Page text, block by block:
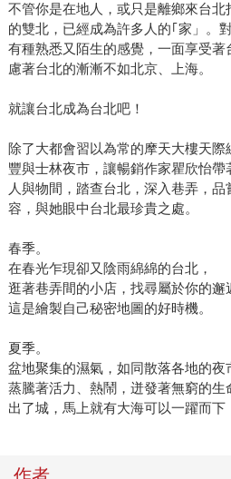
不管你是在地人，或只是離鄉來台北
的雙北，已經成為許多人的｢家」。
有種熟悉又陌生的感覺，一面享受
慮著台北的漸漸不如北京、上海。
就讓台北成為台北吧！
除了大都會習以為常的摩天大樓天
豐與士林夜市，讓暢銷作家瞿欣怡帶
人與物間，踏查台北，深入巷弄，
容，與她眼中台北最珍貴之處。
春季。
在春光乍現卻又陰雨綿綿的台北，
逛著巷弄間的小店，找尋屬於你的邂
這是繪製自己秘密地圖的好時機。
夏季。
盆地聚集的濕氣，如同散落各地的夜
蒸騰著活力、熱鬧，迸發著無窮的生
出了城，馬上就有大海可以一躍而下